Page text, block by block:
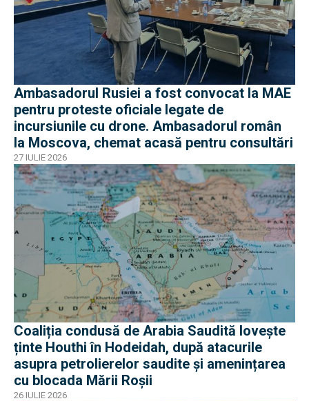
Ambasadorul Rusiei a fost convocat la MAE
pentru proteste oficiale legate de
incursiunile cu drone. Ambasadorul român
la Moscova, chemat acasă pentru consultări
27 IULIE 2026
Coaliția condusă de Arabia Saudită lovește
ținte Houthi în Hodeidah, după atacurile
asupra petrolierelor saudite și amenințarea
cu blocada Mării Roșii
26 IULIE 2026